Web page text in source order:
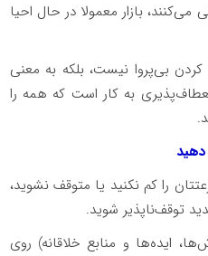
بازار معمولا در حال احیا
بی‌پروا نیست، بلکه به معنی
و انعطاف‌پذیری به کار است که همه را
را کم نکنید یا متوقف نشوید،
توقف‌ناپذیر شوید.
ایده‌ها و منابع خلاقانه) روی